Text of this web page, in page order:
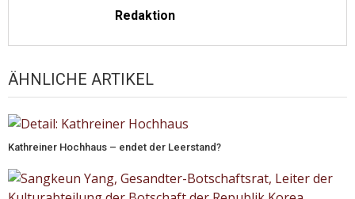
Redaktion
ÄHNLICHE ARTIKEL
Kathreiner Hochhaus – endet der Leerstand?